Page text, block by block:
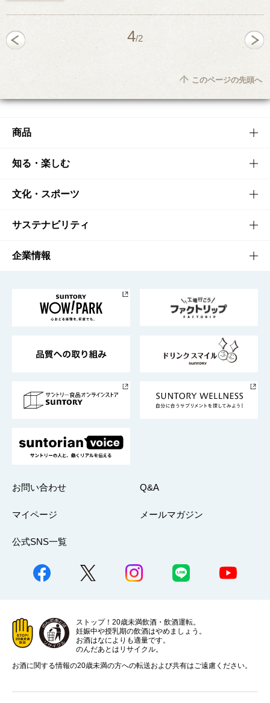
4/2
このページの先頭へ
商品
商品TOP
商品一覧
商品発売情報
栄養成分一覧
知る・楽しむ
知る・楽しむTOP
キャンペーン
工場見学
地域情報
文化・スポーツ
文化・スポーツTOP
サントリーホール
サントリーサンバーズ大阪
サステナビリティ
サステナビリティTOP
サントリーが考えるサステナビリティ経営
企業情報
企業概要
採用情報
お問い合わせ Q&A
マイページ メールマガジン
公式SNS一覧
ストップ！20歳未満飲酒・飲酒運転。
妊娠中や授乳期の飲酒はやめましょう。
お酒はなによりも適量です。
のんだあとはリサイクル。
お酒に関する情報の20歳未満の方への転送および共有はご遠慮ください。